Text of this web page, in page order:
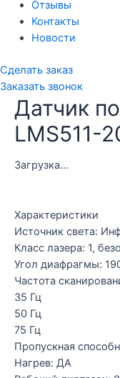
Отзывы
Контакты
Новости
Сделать заказ
Заказать звонок
Датчик
LMS511-
Загрузка...
Характеристики
Источник света:
Класс лазера: 1,
Угол диафрагмы:
Частота
35 Гц
50 Гц
75 Гц
Пропускная
Нагрев: ДА